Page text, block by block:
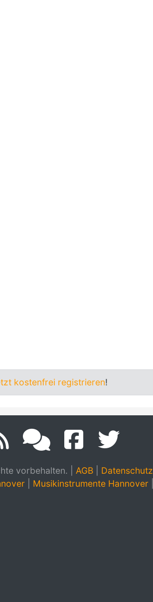
kostenfrei registrieren!
vorbehalten. AGB| Datenschutz
Musikinstrumente Hannover